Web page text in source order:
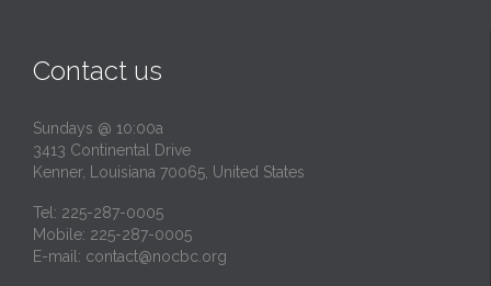
Contact us
Sundays @ 10:00a
3413 Continental Drive
Kenner, Louisiana 70065, United States
Tel: 225-287-0005
Mobile: 225-287-0005
E-mail: contact@nocbc.org